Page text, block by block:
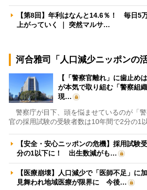
【第8回】年利はなんと14.6％！ 毎日5
上がっていく ｜ 突然マルサ…
河合雅司「人口減少ニッポンの活
【「警察官離れ」に歯止め
が本気で取り組む「警察組
現…
警察庁が目下、頭を悩ませているのが「
官の採用試験の受験者数は10年間で2分の1
【安全・安心ニッポンの危機】採用試験
分の1以下に！ 出生数減がも…
【医療崩壊】人口減少で「医師不足」に
見舞われ地域医療が限界に 今後…